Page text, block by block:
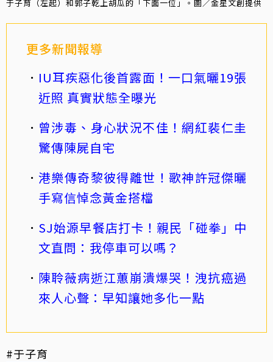
于子育（左起）和郭子乾上胡瓜的「下面一位」。圖／金星文創提供
更多新聞報導
IU耳疾惡化後首露面！一口氣曬19張
近照 真實狀態全曝光
曾涉毒、身心狀況不佳！網紅裴仁圭
驚傳陳屍自宅
港樂傳奇黎彼得離世！歌神許冠傑曬
手寫信悼念黃金搭檔
SJ始源早餐店打卡！親民「碰拳」中
文直問：我停車可以嗎？
陳聆薇病逝江蕙崩潰爆哭！洩抗癌過
來人心聲：早知讓她多化一點
#于子育